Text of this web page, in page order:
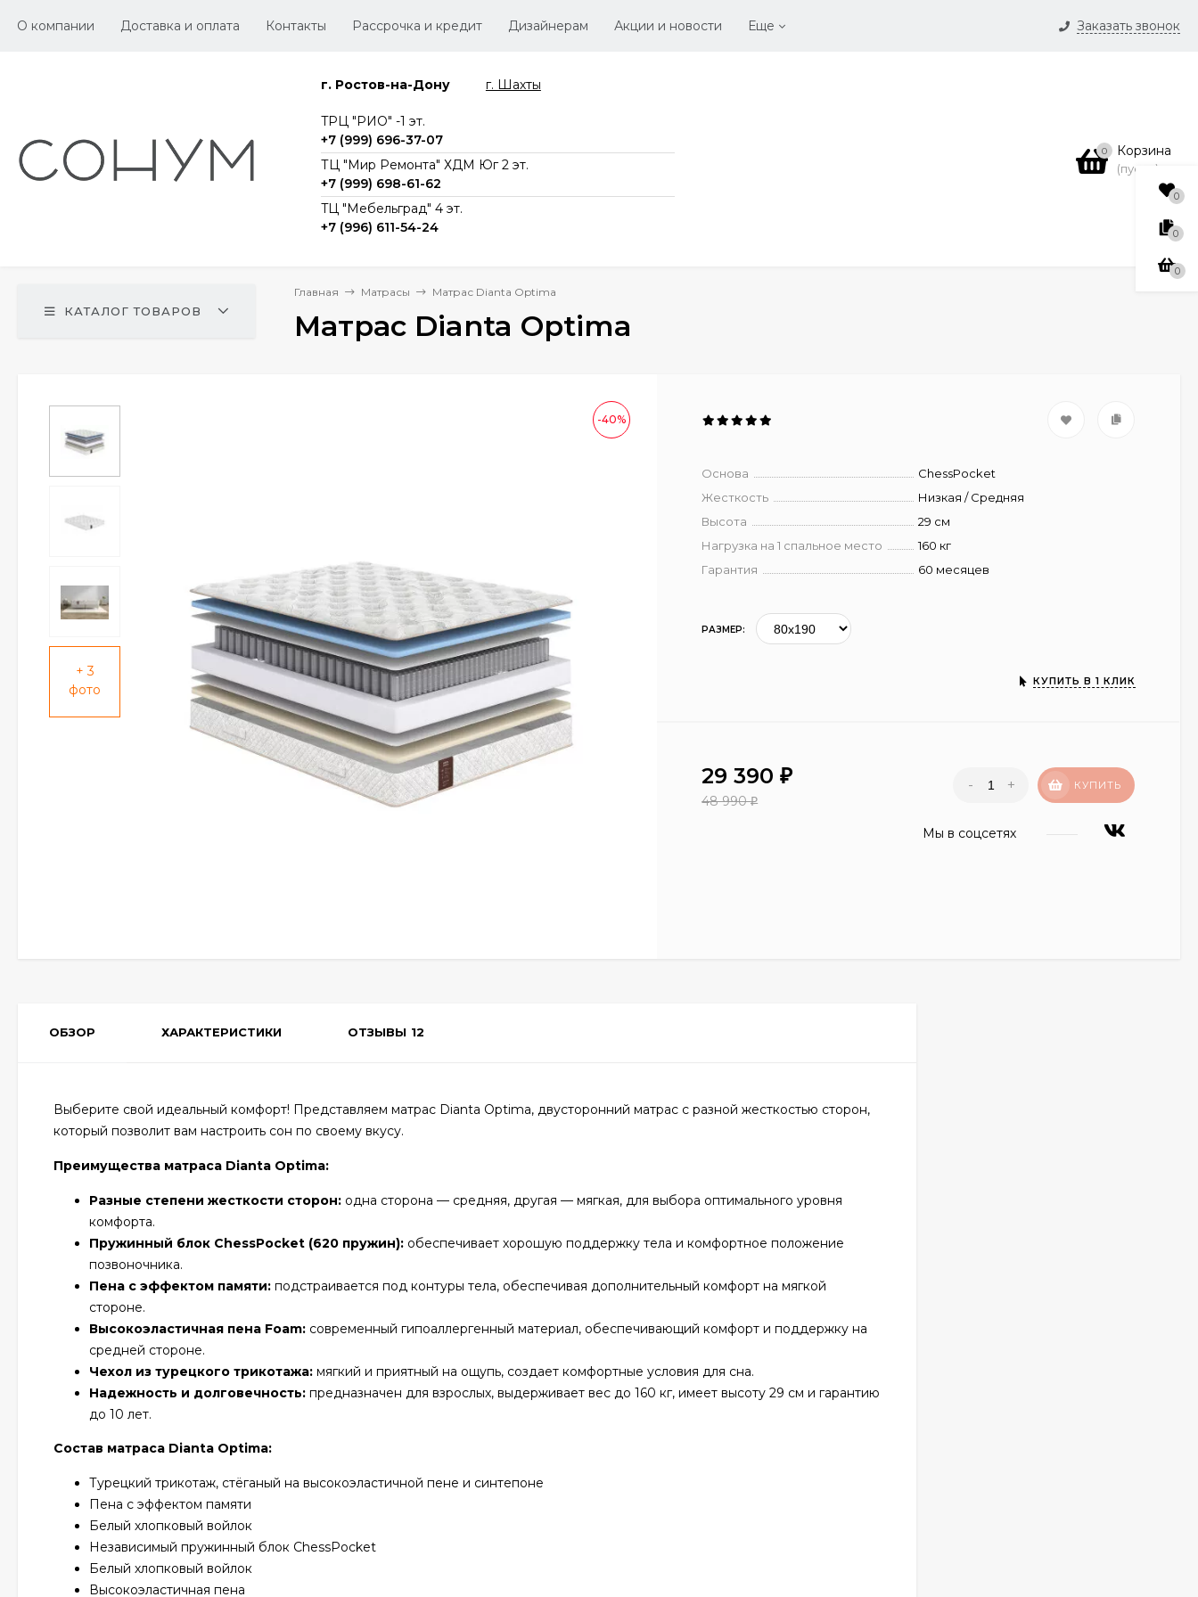
Заказать звонок
О компании Доставка и оплата Контакты Рассрочка и кредит Дизайнерам Акции и новости Еще
г. Ростов-на-Дону г. Шахты
TРЦ "РИО" -1 эт.
+7 (999) 696-37-07
ТЦ "Мир Ремонта" ХДМ Юг 2 эт.
+7 (999) 698-61-62
TЦ "Мебельград" 4 эт.
+7 (996) 611-54-24
0 Корзина
(пусто)
КАТАЛОГ ТОВАРОВ
Главная Матрасы Матрас Dianta Optima
Матрас Dianta Optima
+ 3
фото
-40%
Основа
ChessPocket
Жесткость
Низкая / Средняя
Высота
29 см
Нагрузка на 1 спальное место
160 кг
Гарантия
60 месяцев
РАЗМЕР:
КУПИТЬ В 1 КЛИК
29 390₽
48 990₽
- + КУПИТЬ
Мы в соцсетях
ОБЗОР ХАРАКТЕРИСТИКИ ОТЗЫВЫ 12
Выберите свой идеальный комфорт! Представляем матрас Dianta Optima, двусторонний матрас с разной жесткостью сторон,
который позволит вам настроить сон по своему вкусу.
Преимущества матраса Dianta Optima:
Разные степени жесткости сторон: одна сторона — средняя, другая — мягкая, для выбора оптимального уровня
комфорта.
Пружинный блок ChessPocket (620 пружин): обеспечивает хорошую поддержку тела и комфортное положение
позвоночника.
Пена с эффектом памяти: подстраивается под контуры тела, обеспечивая дополнительный комфорт на мягкой
стороне.
Высокоэластичная пена Foam: современный гипоаллергенный материал, обеспечивающий комфорт и поддержку на
средней стороне.
Чехол из турецкого трикотажа: мягкий и приятный на ощупь, создает комфортные условия для сна.
Надежность и долговечность: предназначен для взрослых, выдерживает вес до 160 кг, имеет высоту 29 см и гарантию
до 10 лет.
Состав матраса Dianta Optima:
Турецкий трикотаж, стёганый на высокоэластичной пене и синтепоне
Пена с эффектом памяти
Белый хлопковый войлок
Независимый пружинный блок ChessPocket
Белый хлопковый войлок
Высокоэластичная пена
0
0
0